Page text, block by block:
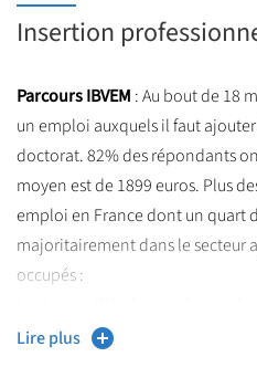
Leparcours QUALIMAPA
professionnelle directe après le
& qualité sont largement
économique.
Insertion
Parcours IBVEM : Au bout de 18
un emploi auxquels il faut
doctorat. 82% des répondants
moyen est de 1899 euros. Plus
emploi en France dont un quart
majoritairement dans le secteur
occupés :
recherche (selon la poursuite ou
Lire plus